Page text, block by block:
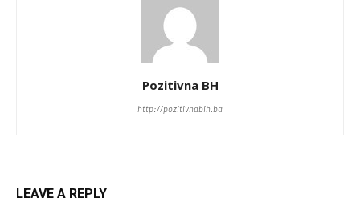
Pozitivna BH
http://pozitivnabih.ba
LEAVE A REPLY